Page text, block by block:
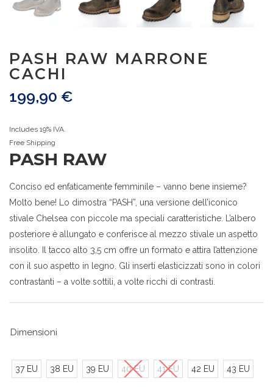
PASH RAW MARRONE
CACHI
199,90 €
Includes 19% IVA.
Free Shipping
PASH RAW
Conciso ed enfaticamente femminile – vanno bene insieme?
Molto bene! Lo dimostra “PASH”, una versione dell’iconico
stivale Chelsea con piccole ma speciali caratteristiche. L’albero
posteriore è allungato e conferisce al mezzo stivale un aspetto
insolito. Il tacco alto 3,5 cm offre un formato e attira l’attenzione
con il suo aspetto in legno. Gli inserti elasticizzati sono in colori
contrastanti – a volte sottili, a volte ricchi di contrasti.
Dimensioni
37 EU 38 EU 39 EU 40 EU 41 EU 42 EU 43 EU